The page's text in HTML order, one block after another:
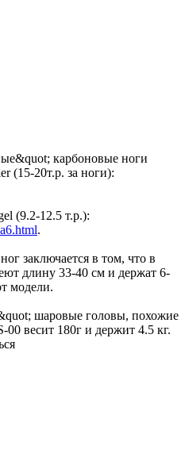
карбоновые ноги
(15-20т.р. за ноги):
(9.2-12.5 т.р.):
.
заключается в том, что в
длину 33-40 см и держат 6-
модели.
шаровые головы, похожие
весит 180г и держит 4.5 кг.